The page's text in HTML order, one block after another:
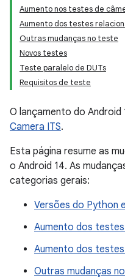
Aumento nos testes de
Aumento dos testes
Outras mudanças no teste
Novos testes
Teste paralelo de DUTs
Requisitos de teste
O lançamento do Android
Camera ITS.
Esta página resume as
o Android 14. As
categorias gerais:
Versões do Python
Aumento dos
Aumento dos
Outras mudanças